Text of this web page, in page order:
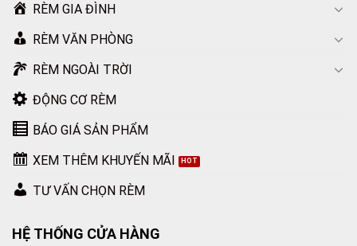
RÈM GIA ĐÌNH
RÈM VĂN PHÒNG
RÈM NGOÀI TRỜI
ĐỘNG CƠ RÈM
BÁO GIÁ SẢN PHẨM
XEM THÊM KHUYẾN MÃI
TƯ VẤN CHỌN RÈM
HỆ THỐNG CỬA HÀNG